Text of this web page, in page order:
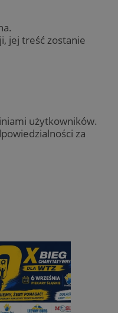
jej treść zostanie
użytkowników.
za